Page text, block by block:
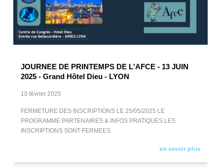
JOURNEE DE PRINTEMPS DE L'AFCE - 13 JUIN
2025 - Grand Hôtel Dieu - LYON
10 février 2025
FERMETURE DES INSCRIPTIONS LE 25/05/2025 LE
PROGRAMME PARTENAIRES & INFOS PRATIQUES LES
INSCRIPTIONS SONT FERMEES
en savoir plus